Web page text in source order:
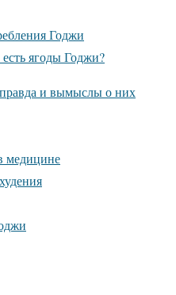
Годжи
ягоды Годжи?
и вымыслы о них
медицине